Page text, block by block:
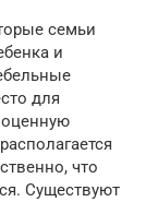
семьи
и
для
что
Существуют